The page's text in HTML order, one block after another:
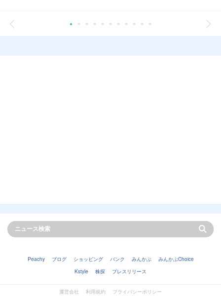
Peachy ブログ ショッピング バンク みんかぶ
みんかぶChoice
Kstyle
株探 プレスリリース
運営会社 利用規約 プライバシーポリシー